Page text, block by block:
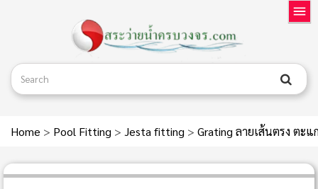
Home > Pool Fitting > Jesta fitting > Grating ลายเส้นตรง ตะ